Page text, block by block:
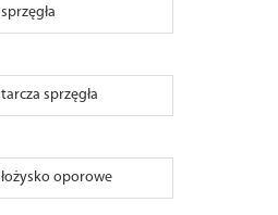
sprzęgła
tarcza sprzęgła
łożysko oporowe